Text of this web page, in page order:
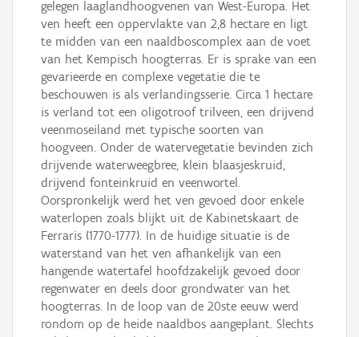
gelegen laaglandhoogvenen van West-Europa. Het
ven heeft een oppervlakte van 2,8 hectare en ligt
te midden van een naaldboscomplex aan de voet
van het Kempisch hoogterras. Er is sprake van een
gevarieerde en complexe vegetatie die te
beschouwen is als verlandingsserie. Circa 1 hectare
is verland tot een oligotroof trilveen, een drijvend
veenmoseiland met typische soorten van
hoogveen. Onder de watervegetatie bevinden zich
drijvende waterweegbree, klein blaasjeskruid,
drijvend fonteinkruid en veenwortel.
Oorspronkelijk werd het ven gevoed door enkele
waterlopen zoals blijkt uit de Kabinetskaart de
Ferraris (1770-1777). In de huidige situatie is de
waterstand van het ven afhankelijk van een
hangende watertafel hoofdzakelijk gevoed door
regenwater en deels door grondwater van het
hoogterras. In de loop van de 20ste eeuw werd
rondom op de heide naaldbos aangeplant. Slechts